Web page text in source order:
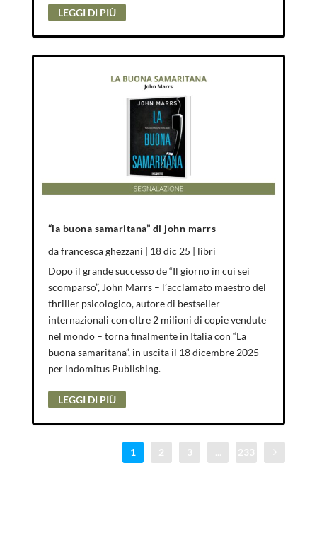
LEGGI DI PIÙ
“la buona samaritana” di john marrs
dafrancesca ghezzani | 18 dic 25 | libri
Dopo il grande successo de “Il giorno in cui sei
scomparso”, John Marrs – l’acclamato maestro del
thriller psicologico, autore di bestseller
internazionali con oltre 2 milioni di copie vendute
nel mondo – torna finalmente in Italia con “La
buona samaritana”, in uscita il 18 dicembre 2025
per Indomitus Publishing.
LEGGI DI PIÙ
1 2 3 233